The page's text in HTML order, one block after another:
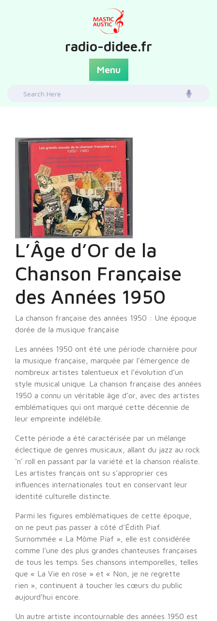
radio-didee.fr
Menu
Search
L’Âge d’Or de la
Chanson Française
des Années 1950
La chanson française des années 1950 : Une époque
dorée de la musique française
Les années 1950 ont été une période charnière pour
la musique française, marquée par l’émergence de
nombreux artistes talentueux et l’évolution d’un
style musical unique. La chanson française des années
1950 a connu un véritable âge d’or, avec des artistes
emblématiques qui ont marqué cette décennie de
leur empreinte indélébile.
Cette période a été caractérisée par un mélange
éclectique de genres musicaux, allant du jazz au rock
‘n’ roll en passant par la variété et la chanson réaliste.
Les artistes français ont su s’approprier ces
influences internationales tout en conservant leur
identité culturelle distincte.
Parmi les figures emblématiques de cette époque,
on ne peut pas passer à côté d’Édith Piaf.
Surnommée « La Môme Piaf », elle est considérée
comme l’une des plus grandes chanteuses françaises
de tous les temps. Ses chansons intemporelles, telles
que « La Vie en rose » et « Non, je ne regrette
rien », continuent à toucher les cœurs du public
aujourd’hui encore.
Un autre artiste incontournable des années 1950 est